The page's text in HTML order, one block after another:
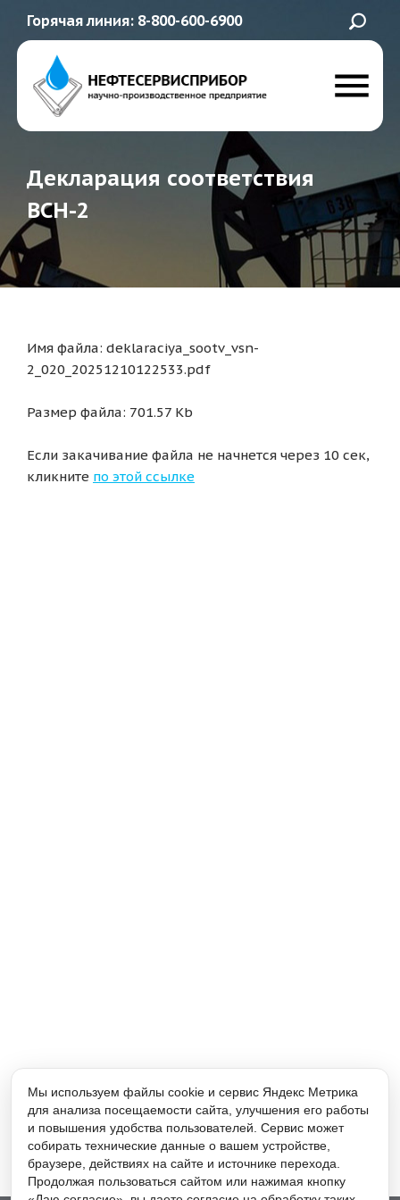
Горячая линия: 8-800-600-6900
Декларация соответствия
ВСН-2
Имя файла: deklaraciya_sootv_vsn-
2_020_20251210122533.pdf
Размер файла: 701.57 Kb
Если закачивание файла не начнется через 10 сек,
кликните по этой ссылке
Мы используем файлы cookie и сервис Яндекс Метрика
для анализа посещаемости сайта, улучшения его работы
и повышения удобства пользователей. Сервис может
собирать технические данные о вашем устройстве,
браузере, действиях на сайте и источнике перехода.
Продолжая пользоваться сайтом или нажимая кнопку